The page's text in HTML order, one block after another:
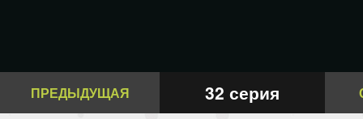
ПРЕДЫДУЩАЯ 32 серия